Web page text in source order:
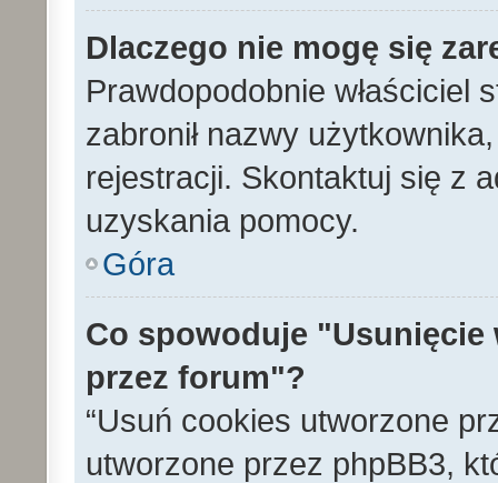
Dlaczego nie mogę się
Prawdopodobnie właściciel
zabronił nazwy
rejestracji. Skontaktuj się z
uzyskania pomocy.
Góra
Co spowoduje
przez forum"?
“Usuń cookies utworzone
utworzone przez phpBB3,